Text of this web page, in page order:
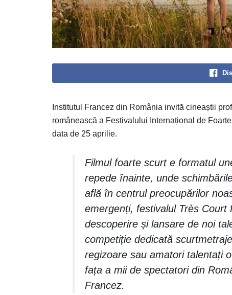
Institutul Francez din România invită cineaștii
românească a Festivalului Internațional de
data de 25 aprilie.
Filmul foarte scurt e formatul
repede înainte, unde
află în centrul preocupărilor
emergenți, festivalul Très
descoperire și lansare de noi
competiție dedicată
regizoare sau amatori talentați
fața a mii de spectatori din
Francez.